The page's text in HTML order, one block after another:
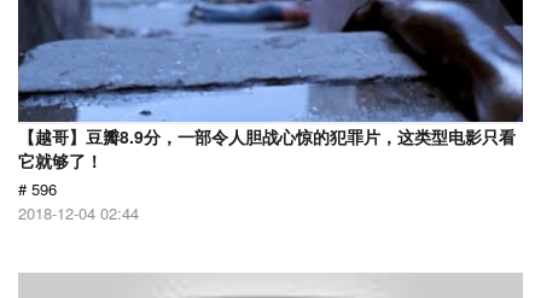
【越哥】豆瓣8.9分，一部令人胆战心惊的犯罪片，这类型电影只看
它就够了！
# 596
2018-12-04 02:44